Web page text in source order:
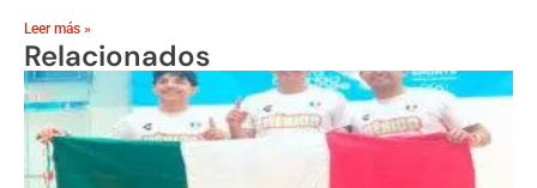
Leer más »
Relacionados